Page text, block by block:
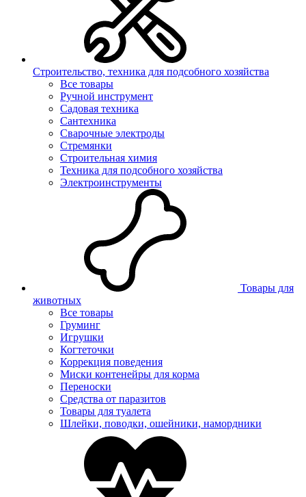
Строительство, техника для подсобного хозяйства
Все товары
Ручной инструмент
Садовая техника
Сантехника
Сварочные электроды
Стремянки
Строительная химия
Техника для подсобного хозяйства
Электроинструменты
Товары для
животных
Все товары
Груминг
Игрушки
Когтеточки
Коррекция поведения
Миски контенейры для корма
Переноски
Средства от паразитов
Товары для туалета
Шлейки, поводки, ошейники, намордники